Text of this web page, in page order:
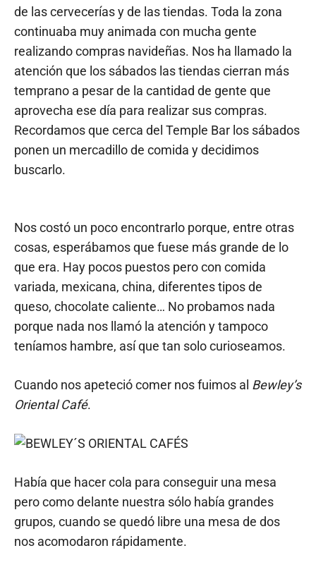
de las cervecerías y de las tiendas. Toda la zona
continuaba muy animada con mucha gente
realizando compras navideñas. Nos ha llamado la
atención que los sábados las tiendas cierran más
temprano a pesar de la cantidad de gente que
aprovecha ese día para realizar sus compras.
Recordamos que cerca del Temple Bar los sábados
ponen un mercadillo de comida y decidimos
buscarlo.
Nos costó un poco encontrarlo porque, entre otras
cosas, esperábamos que fuese más grande de lo
que era. Hay pocos puestos pero con comida
variada, mexicana, china, diferentes tipos de
queso, chocolate caliente… No probamos nada
porque nada nos llamó la atención y tampoco
teníamos hambre, así que tan solo curioseamos.
Cuando nos apeteció comer nos fuimos al Bewley’s
Oriental Café.
Había que hacer cola para conseguir una mesa
pero como delante nuestra sólo había grandes
grupos, cuando se quedó libre una mesa de dos
nos acomodaron rápidamente.